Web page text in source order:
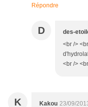
Répondre
D des-
<br />
<br />
K Kakou 23/09/